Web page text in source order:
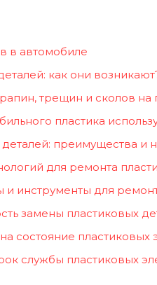
в автомобиле
как они
трещин и сколов на
пластика
преимущества и
для ремонта
инструменты для
замены пластиковых
состояние пластиковых
службы пластиковых